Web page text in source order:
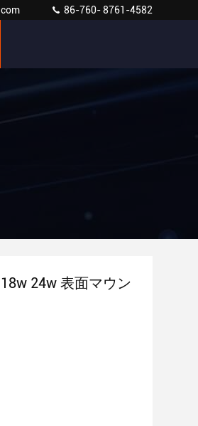
86-760- 8761-4582
24w 表面マウン